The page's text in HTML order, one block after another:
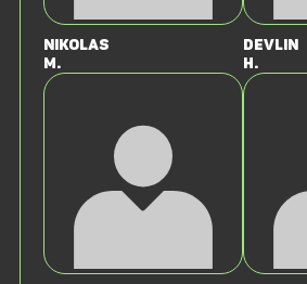
Nikolas
M.
Devlin
H.